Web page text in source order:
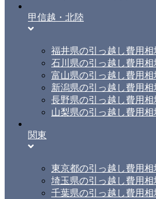
甲信越・北陸
福井県の引っ越し費用相
石川県の引っ越し費用相
富山県の引っ越し費用相
新潟県の引っ越し費用相
長野県の引っ越し費用相
山梨県の引っ越し費用相
関東
東京都の引っ越し費用相
埼玉県の引っ越し費用相
千葉県の引っ越し費用相